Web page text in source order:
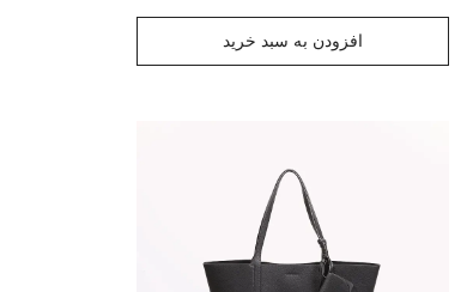
افزودن به سبد خرید